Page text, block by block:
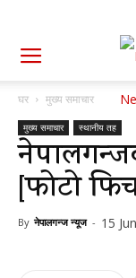
घर मुख्य समाचार
मुख्य समाचार स्थानीय तह
[फोटो
By नेपालगन्ज न्यूज - 15